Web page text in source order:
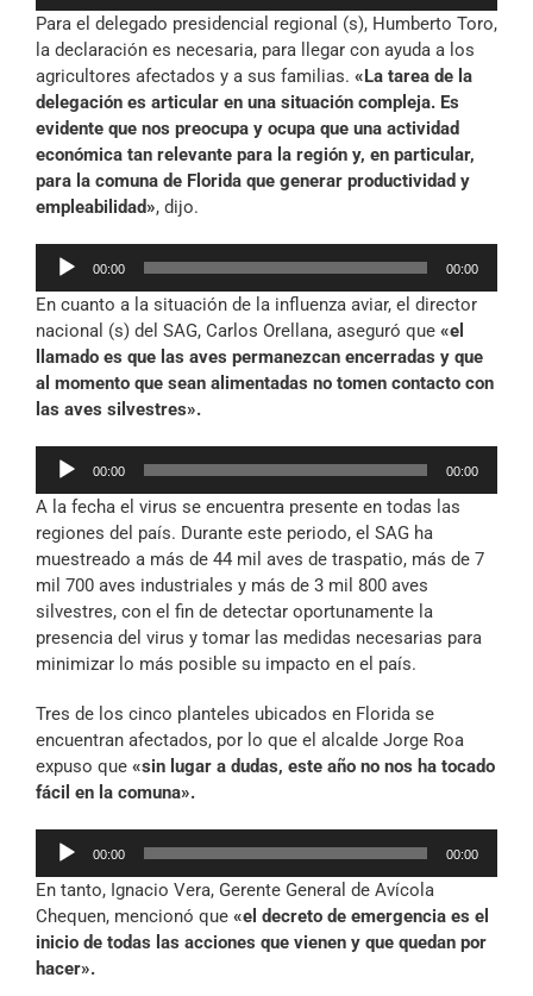
audio
Para el delegado presidencial regional (s), Humberto Toro,
la declaración es necesaria, para llegar con ayuda a los
agricultores afectados y a sus familias. «La tarea de la
delegación es articular en una situación compleja. Es
evidente que nos preocupa y ocupa que una actividad
económica tan relevante para la región y, en particular,
para la comuna de Florida que generar productividad y
empleabilidad», dijo.
Reproductor
audio
00:00 00:00
En cuanto a la situación de la influenza aviar, el director
nacional (s) del SAG, Carlos Orellana, aseguró que «el
llamado es que las aves permanezcan encerradas y que
al momento que sean alimentadas no tomen contacto con
las aves silvestres».
Reproductor
audio
00:00 00:00
A la fecha el virus se encuentra presente en todas las
regiones del país. Durante este periodo, el SAG ha
muestreado a más de 44 mil aves de traspatio, más de 7
mil 700 aves industriales y más de 3 mil 800 aves
silvestres, con el fin de detectar oportunamente la
presencia del virus y tomar las medidas necesarias para
minimizar lo más posible su impacto en el país.
Tres de los cinco planteles ubicados en Florida se
encuentran afectados, por lo que el alcalde Jorge Roa
expuso que «sin lugar a dudas, este año no nos ha tocado
fácil en la comuna».
Reproductor
audio
00:00 00:00
En tanto, Ignacio Vera, Gerente General de Avícola
Chequen, mencionó que «el decreto de emergencia es el
inicio de todas las acciones que vienen y que quedan por
hacer».